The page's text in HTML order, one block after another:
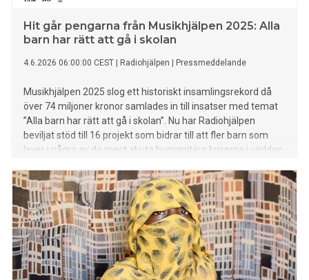
Hit går pengarna från Musikhjälpen 2025: Alla
barn har rätt att gå i skolan
4.6.2026 06:00:00 CEST Radiohjälpen Pressmeddelande
Musikhjälpen 2025 slog ett historiskt insamlingsrekord då
över 74 miljoner kronor samlades in till insatser med temat
”Alla barn har rätt att gå i skolan”. Nu har Radiohjälpen
beviljat stöd till 16 projekt som bidrar till att fler barn som
lever i några av de mest akuta humanitära kriserna i världen
bygga en framtid.